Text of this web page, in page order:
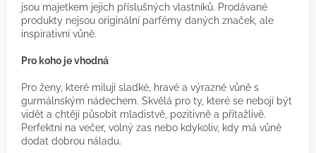
jsou majetkem jejich příslušných vlastníků. Prodávané
produkty nejsou originální parfémy daných značek, ale
inspirativní vůně.
Pro koho je vhodná
Pro ženy, které milují sladké, hravé a výrazné vůně s
gurmálnským nádechem. Skvělá pro ty, které se nebojí být
vidět a chtějí působit mladistvě, pozitivně a přitažlivě.
Perfektní na večer, volný zas nebo kdykoliv, kdy má vůně
dodat dobrou náladu.